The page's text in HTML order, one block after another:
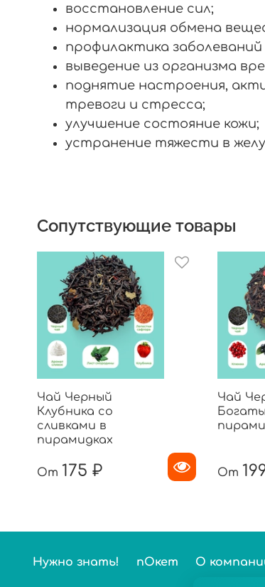
восстановление сил;
нормализация обмена
профилактика заболеваний
выведение из организма
поднятие настроения,
тревоги и стресса;
улучшение состояние кожи;
устранение тяжести в
Сопутствующие товары
Чай Черный
Клубника со
сливками в
пирамидках
От 175 ₽
Чай
От
Нужно знать! пОкет О